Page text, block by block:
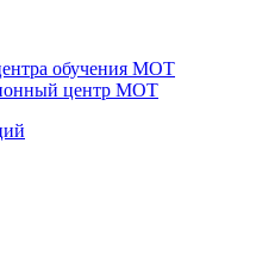
обучения МОТ
центр МОТ